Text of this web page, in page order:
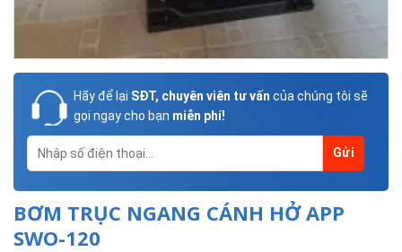
Hãy để lại SĐT, chuyên viên tư vấn của chúng tôi sẽ
gọi ngay cho bạn miễn phí!
BƠM TRỤC NGANG CÁNH HỞ APP
SWO-120